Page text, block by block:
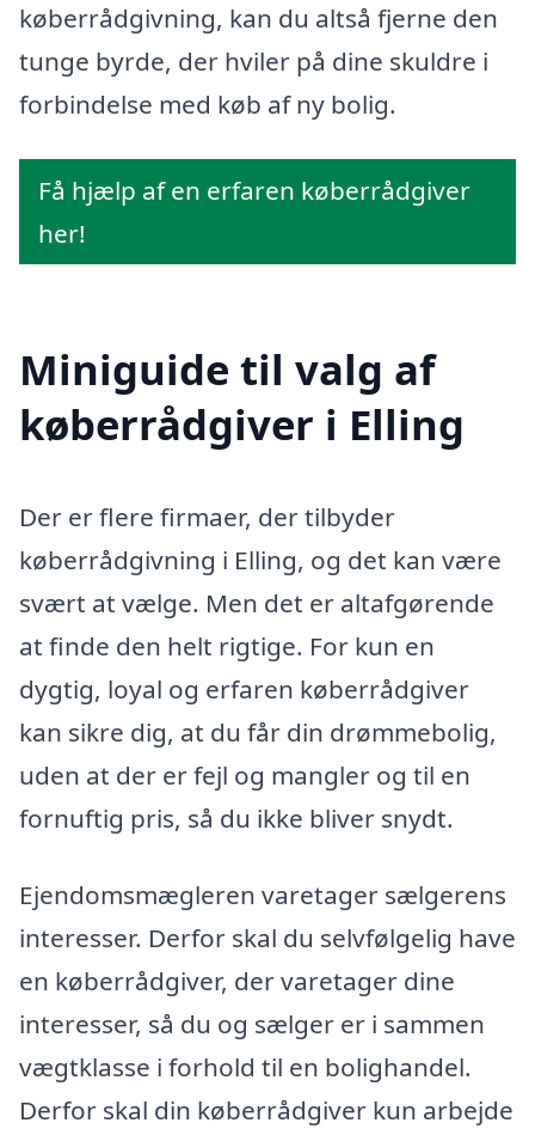
køberrådgivning, kan du altså fjerne den
tunge byrde, der hviler på dine skuldre i
forbindelse med køb af ny bolig.
Få hjælp af en erfaren køberrådgiver
her!
Miniguide til valg af
køberrådgiver i Elling
Der er flere firmaer, der tilbyder
køberrådgivning i Elling, og det kan være
svært at vælge. Men det er altafgørende
at finde den helt rigtige. For kun en
dygtig, loyal og erfaren køberrådgiver
kan sikre dig, at du får din drømmebolig,
uden at der er fejl og mangler og til en
fornuftig pris, så du ikke bliver snydt.
Ejendomsmægleren varetager sælgerens
interesser. Derfor skal du selvfølgelig have
en køberrådgiver, der varetager dine
interesser, så du og sælger er i sammen
vægtklasse i forhold til en bolighandel.
Derfor skal din køberrådgiver kun arbejde